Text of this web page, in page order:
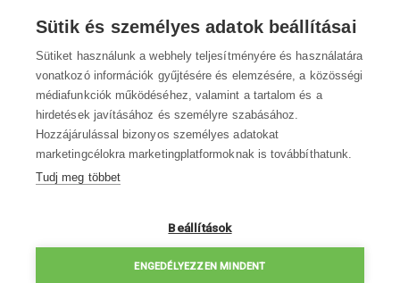
A vásárlásról
Kapcsolat
Lépjen kapcsolatba velünk
Hé-Pé 8:00—16:30
Sütik és személyes adatok beállításai
Sütiket használunk a webhely teljesítményére és használatára
vonatkozó információk gyűjtésére és elemzésére, a közösségi
médiafunkciók működéséhez, valamint a tartalom és a
hirdetések javításához és személyre szabásához.
Hozzájárulással bizonyos személyes adatokat
marketingcélokra marketingplatformoknak is továbbíthatunk.
Tudj meg többet
Beállítások
ENGEDÉLYEZZEN MINDENT